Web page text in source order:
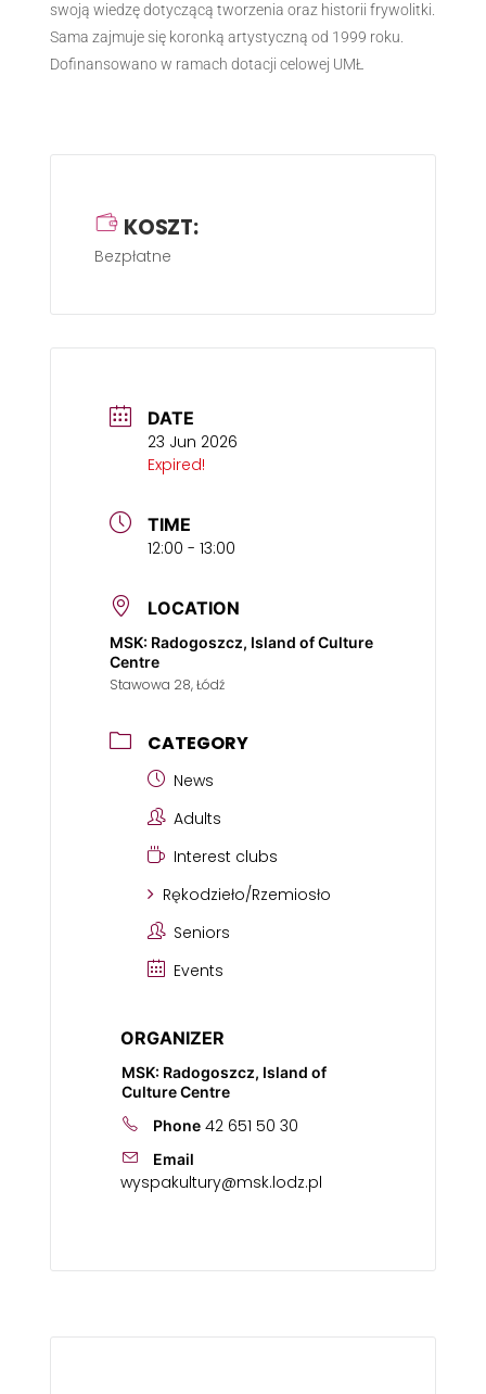
swoją wiedzę dotyczącą tworzenia oraz historii frywolitki.
Sama zajmuje się koronką artystyczną od 1999 roku.
Dofinansowano w ramach dotacji celowej UMŁ
KOSZT:
Bezpłatne
DATE
23 Jun 2026
Expired!
TIME
12:00 - 13:00
LOCATION
MSK: Radogoszcz, Island of Culture
Centre
Stawowa 28, Łódź
CATEGORY
News
Adults
Interest clubs
Rękodzieło/Rzemiosło
Seniors
Events
ORGANIZER
MSK: Radogoszcz, Island of
Culture Centre
Phone 42 651 50 30
Email
wyspakultury@msk.lodz.pl